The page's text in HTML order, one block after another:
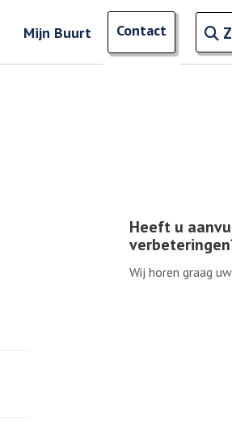
Mijn Buurt Contact
Zoeken naar ingevoerde termen
Heeft u
Wij horen graag uw